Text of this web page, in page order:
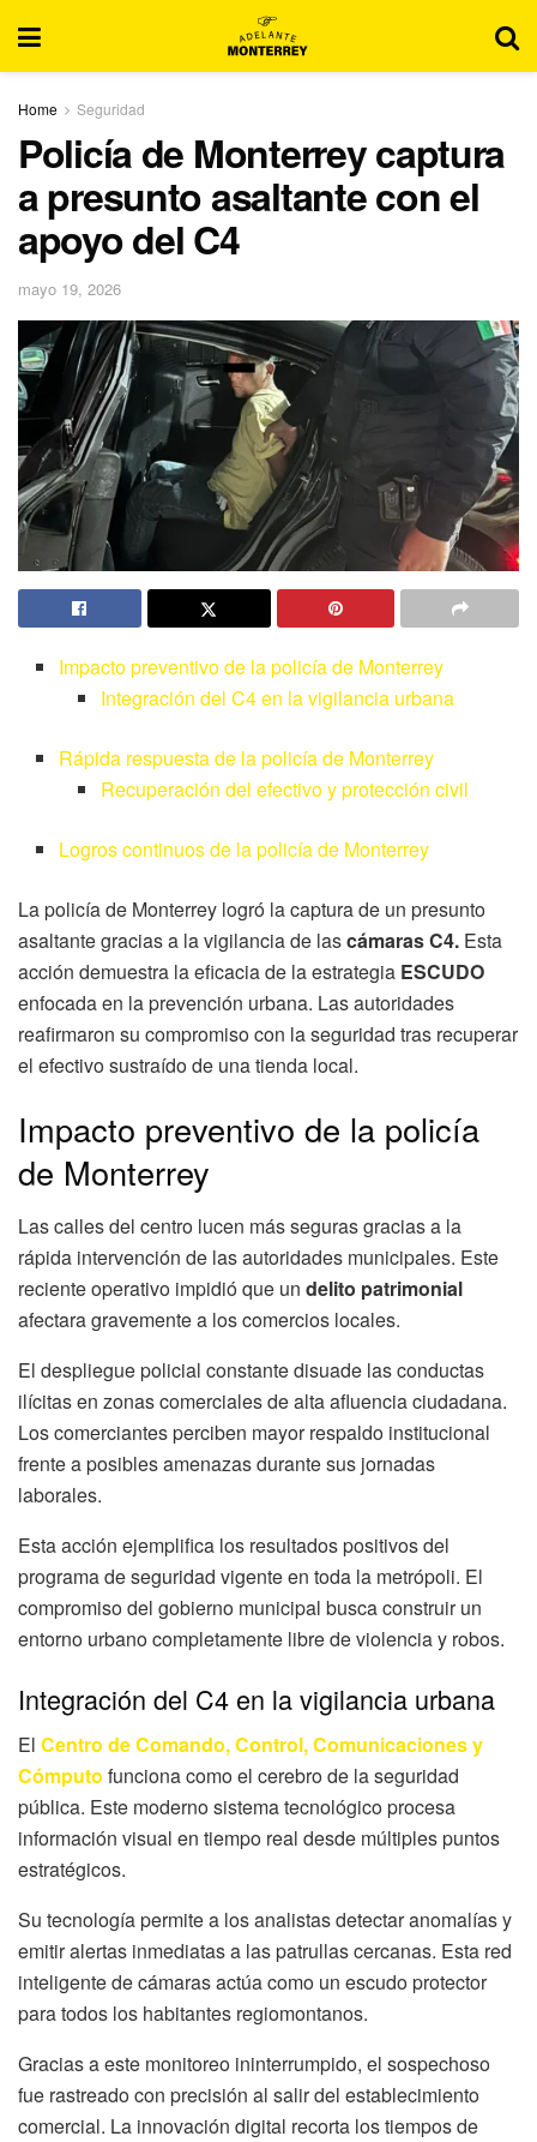
Home Seguridad
Policía de Monterrey captura
a presunto asaltante con el
apoyo del C4
mayo 19, 2026
Impacto preventivo de la policía de Monterrey
Integración del C4 en la vigilancia urbana
Rápida respuesta de la policía de Monterrey
Recuperación del efectivo y protección civil
Logros continuos de la policía de Monterrey
La policía de Monterrey logró la captura de un presunto
asaltante gracias a la vigilancia de lascámaras C4. Esta
acción demuestra la eficacia de la estrategia ESCUDO
enfocada en la prevención urbana. Las autoridades
reafirmaron su compromiso con la seguridad tras recuperar
el efectivo sustraído de una tienda local.
Impacto preventivo de la policía
de Monterrey
Las calles del centro lucen más seguras gracias a la
rápida intervención de las autoridades municipales. Este
reciente operativo impidió que un delito patrimonial
afectara gravemente a los comercios locales.
El despliegue policial constante disuade las conductas
ilícitas en zonas comerciales de alta afluencia ciudadana.
Los comerciantes perciben mayor respaldo institucional
frente a posibles amenazas durante sus jornadas
laborales.
Esta acción ejemplifica los resultados positivos del
programa de seguridad vigente en toda la metrópoli. El
compromiso del gobierno municipal busca construir un
entorno urbano completamente libre de violencia y robos.
Integración del C4 en la vigilancia urbana
El Centro de Comando, Control, Comunicaciones y
Cómputo funciona como el cerebro de la seguridad
pública. Este moderno sistema tecnológico procesa
información visual en tiempo real desde múltiples puntos
estratégicos.
Su tecnología permite a los analistas detectar anomalías y
emitir alertas inmediatas a las patrullas cercanas. Esta red
inteligente de cámaras actúa como un escudo protector
para todos los habitantes regiomontanos.
Gracias a este monitoreo ininterrumpido, el sospechoso
fue rastreado con precisión al salir del establecimiento
comercial. La innovación digital recorta los tiempos de